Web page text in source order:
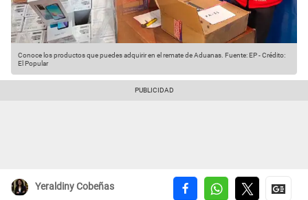
Conoce los productos que puedes adquirir en el remate de Aduanas. Fuente: EP-Crédito:
El Popular
Yeraldiny Cobeñas